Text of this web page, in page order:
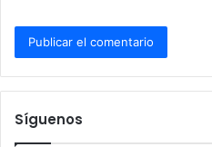
Síguenos